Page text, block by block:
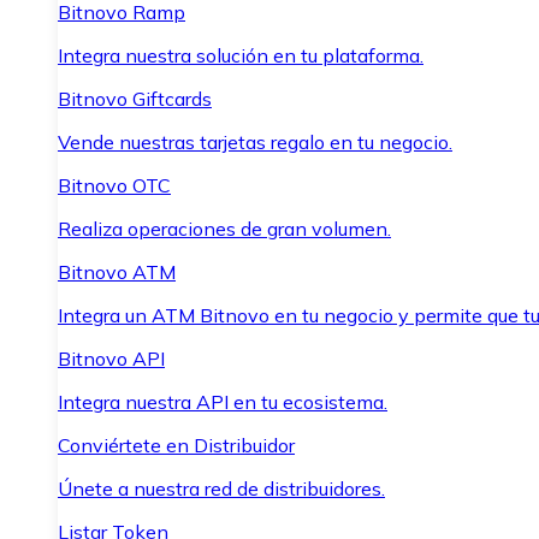
Bitnovo Ramp
Integra nuestra solución en tu plataforma.
Bitnovo Giftcards
Vende nuestras tarjetas regalo en tu negocio.
Bitnovo OTC
Realiza operaciones de gran volumen.
Bitnovo ATM
Integra un ATM Bitnovo en tu negocio y permite que
Bitnovo API
Integra nuestra API en tu ecosistema.
Conviértete en Distribuidor
Únete a nuestra red de distribuidores.
Listar Token